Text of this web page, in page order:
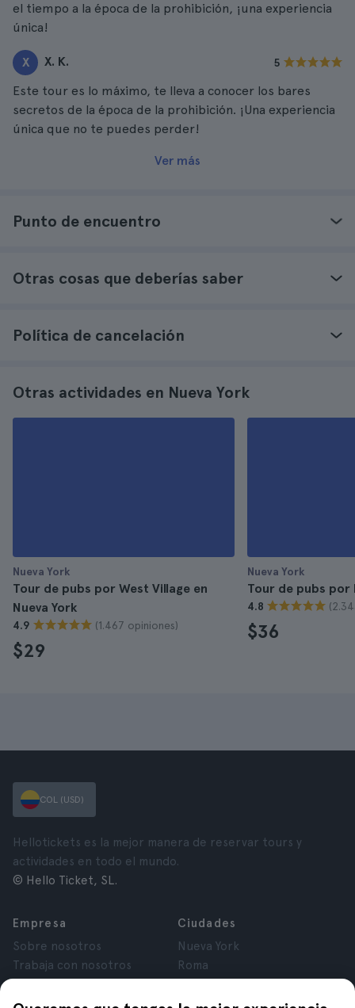
el tiempo a la época de la prohibición, ¡una experiencia
única!
X X. K. 5
Este tour es lo máximo, te lleva a conocer los bares
secretos de la época de la prohibición. ¡Una experiencia
única que no te puedes perder!
Ver más
Punto de encuentro
Otras cosas que deberías saber
Política de cancelación
Otras actividades en Nueva York
Nueva York
Tour de pubs por West Village en
Nueva York
4.9 (1.467 opiniones)
$29
Nueva York
Tour de pubs por
4.8
$36
COL (USD)
Hellotickets es la mejor manera de reservar tours y
actividades en todo el mundo.
© Hello Ticket, SL.
Empresa
Sobre nosotros
Trabaja con nosotros
Opiniones
Ciudades
Nueva York
Roma
Londres